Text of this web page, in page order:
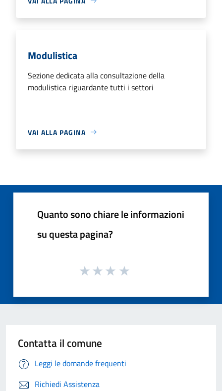
Modulistica
Sezione dedicata alla consultazione della
modulistica riguardante tutti i settori
VAI ALLA PAGINA
Quanto sono chiare le informazioni
su questa pagina?
Contatta il comune
Leggi le domande frequenti
Richiedi Assistenza